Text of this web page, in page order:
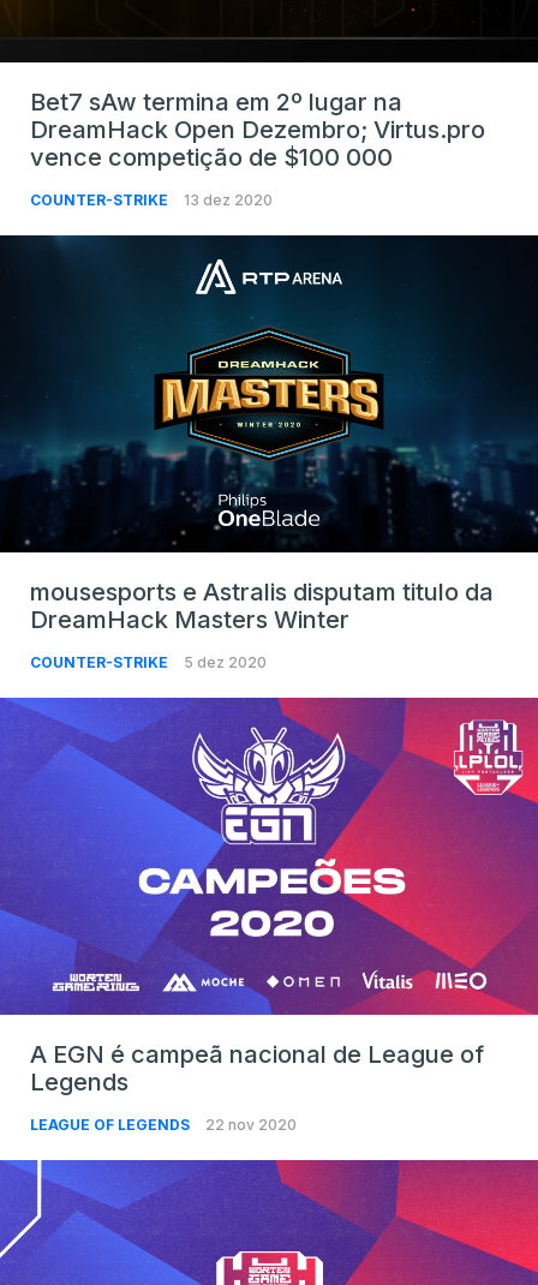
Bet7 sAw termina em 2º lugar na
DreamHack Open Dezembro; Virtus.pro
vence competição de $100 000
COUNTER-STRIKE 13 dez 2020
mousesports e Astralis disputam titulo da
DreamHack Masters Winter
COUNTER-STRIKE 5 dez 2020
A EGN é campeã nacional de League of
Legends
LEAGUE OF LEGENDS 22 nov 2020